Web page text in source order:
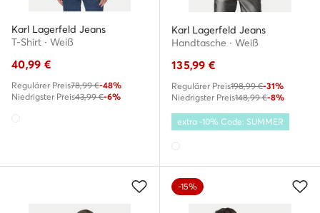
Karl Lagerfeld Jeans
T-Shirt · Weiß
40,99 €
Regulärer Preis78,99 €-48%
Niedrigster Preis43,99 €-6%
Karl Lagerfeld Jeans
Handtasche · Weiß
135,99 €
Regulärer Preis198,99 €-31%
Niedrigster Preis148,99 €-8%
extra -10% Code: SUMMER
-15%